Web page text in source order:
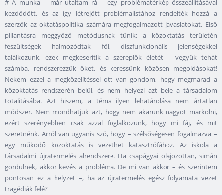
# A munka – már utaltam rá – egy problématérkép összeállításával
kezdődött, és az így létrejött problémalistához rendelték hozzá a
szerzők az oktatáspolitika számára megfogalmazott javaslatokat. Első
pillantásra meggyőző metódusnak tűnik: a közoktatás területén
feszültségek halmozódtak föl, diszfunkcionális jelenségekkel
találkozunk, ezek megkeserítik a szereplők életét – vegyük tehát
számba, rendszerezzük őket, és keressünk közösen megoldásokat!
Nekem ezzel a megközelítéssel ott van gondom, hogy megmarad a
közoktatás rendszerén belül, és nem helyezi azt bele a társadalom
totalitásába. Azt hiszem, a téma ilyen lehatárolása nem ártatlan
módszer. Nem mondhatjuk azt, hogy nem akarunk nagyot markolni,
ezért szerényebben csak azzal foglalkozunk, hogy mi fáj, és mit
szeretnénk. Arról van ugyanis szó, hogy – szélsőségesen fogalmazva –
egy működő közoktatás is vezethet katasztrófához. Az iskola a
társadalmi újratermelés alrendszere. Ha csapágyai olajozottan, simán
gördülnek, akkor kevés a probléma. De mi van akkor – és szerintem
pontosan ez a helyzet –, ha az újratermelés egész folyamata vezet
tragédiák felé?